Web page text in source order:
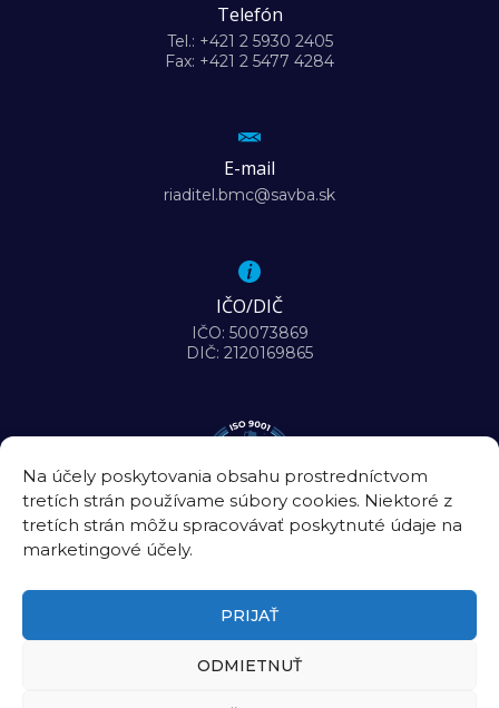
Na účely poskytovania obsahu prostredníctvom
tretích strán používame súbory cookies. Niektoré z
tretích strán môžu spracovávať poskytnuté údaje na
marketingové účely.
PRIJAŤ
ODMIETNUŤ
Telefón
Tel.: +421 2 5930 2405
Fax: +421 2 5477 4284
E-mail
riaditel.bmc@savba.sk
IČO/DIČ
IČO: 50073869
DIČ: 2120169865